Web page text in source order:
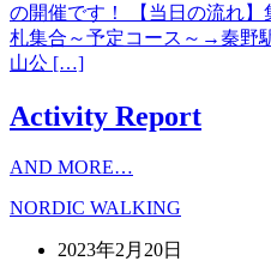
の開催です！ 【当日の流れ
札集合～予定コース～→秦
山公 […]
Activity Report
AND MORE…
NORDIC WALKING
2023年2月20日